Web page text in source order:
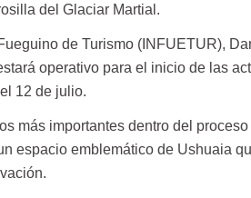
del Glaciar Martial.
de Turismo (INFUETUR),
operativo para el inicio de las
12 de julio.
más importantes dentro del proceso
espacio emblemático de Ushuaia